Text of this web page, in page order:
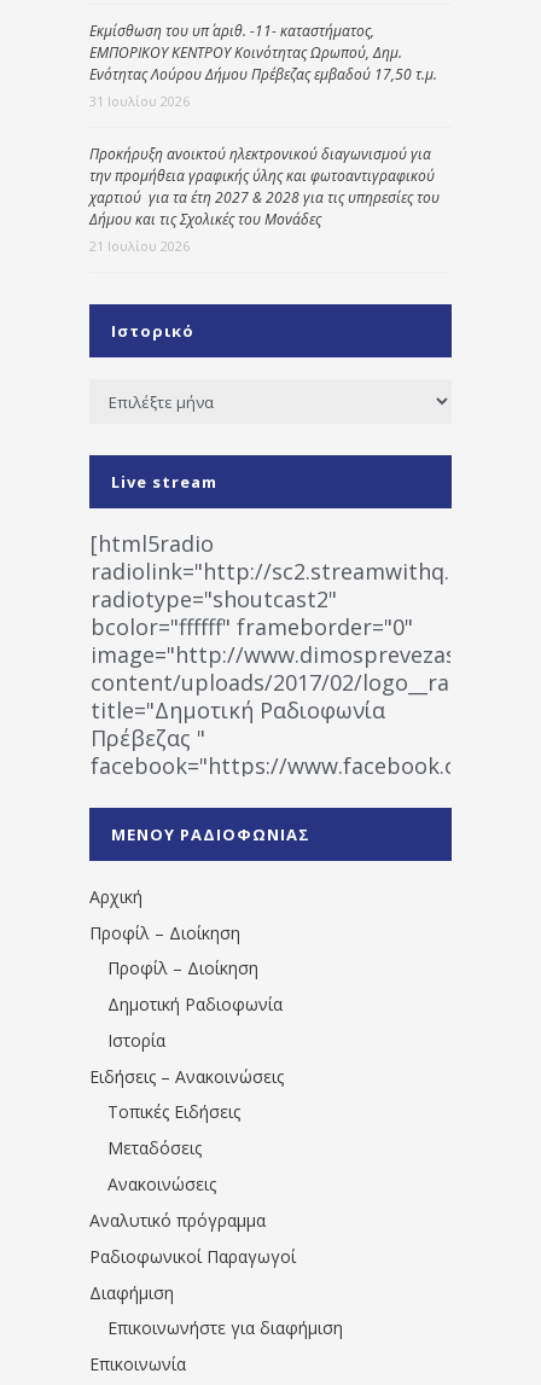
Εκμίσθωση του υπ΄ αριθ. -11- καταστήματος,
ΕΜΠΟΡΙΚΟΥ ΚΕΝΤΡΟΥ Κοινότητας Ωρωπού, Δημ.
Ενότητας Λούρου Δήμου Πρέβεζας εμβαδού 17,50 τ.μ.
31 Ιουλίου 2026
Προκήρυξη ανοικτού ηλεκτρονικού διαγωνισμού για
την προμήθεια γραφικής ύλης και φωτοαντιγραφικού
χαρτιού για τα έτη 2027 & 2028 για τις υπηρεσίες του
Δήμου και τις Σχολικές του Μονάδες
21 Ιουλίου 2026
Ιστορικό
Ιστορικό
Live stream
[html5radio
radiolink="http://
radiotype="shoutcast2"
bcolor="ffffff" frameborder="0"
image="http://www.dimosprevezas.gr/wp-
content/uploads/2017/02/
title="Δημοτική Ραδιοφωνία
Πρέβεζας "
facebook="https://www.facebook.com/
1531194763766854/" artist="" ]
ΜΕΝΟΥ ΡΑΔΙΟΦΩΝΙΑΣ
Αρχική
Προφίλ – Διοίκηση
Προφίλ – Διοίκηση
Δημοτική Ραδιοφωνία
Ιστορία
Ειδήσεις – Ανακοινώσεις
Τοπικές Ειδήσεις
Μεταδόσεις
Ανακοινώσεις
Αναλυτικό πρόγραμμα
Ραδιοφωνικοί Παραγωγοί
Διαφήμιση
Επικοινωνήστε για διαφήμιση
Επικοινωνία